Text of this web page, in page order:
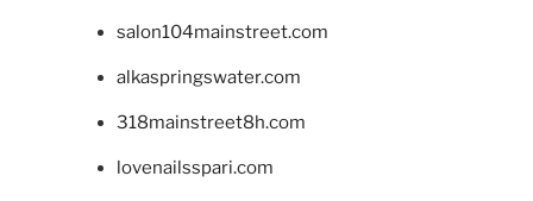
salon104mainstreet.com
alkaspringswater.com
318mainstreet8h.com
lovenailsspari.com